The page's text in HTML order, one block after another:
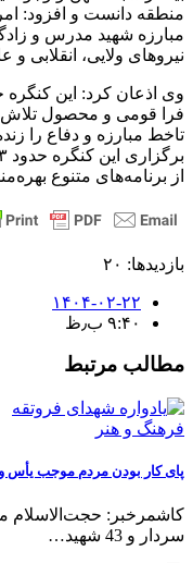
منطقه دانست و افزود:
نیروهای ولایی، انقلابی
وی اذعان کرد: این کنگره
فرا قومی و محصول
تاخط مبارزه و دفاع را
از برنامه‌های متنوع
بازدیدها: ۲۰
۱۴۰۴-۰۲-۲۲
۹:۴۰ ب٫ظ
مطالب مرتبط
فرهنگ و هنر
پای کار بودن مردم موجب یأس
سردار و 43 شهید
…